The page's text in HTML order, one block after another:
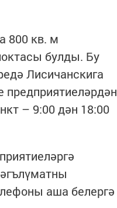
800 кв. м
булды. Бу
Лисичанскига
предприятиеләрдән
– 9:00 дән 18:00
аша белергә